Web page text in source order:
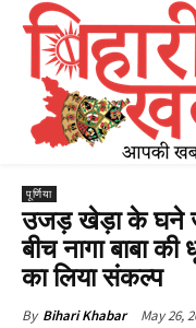
पूर्णिया
उजड़ खेड़ा के घने
बीच नागा बाबा
का लिया संकल्प
By Bihari Khabar May 26,